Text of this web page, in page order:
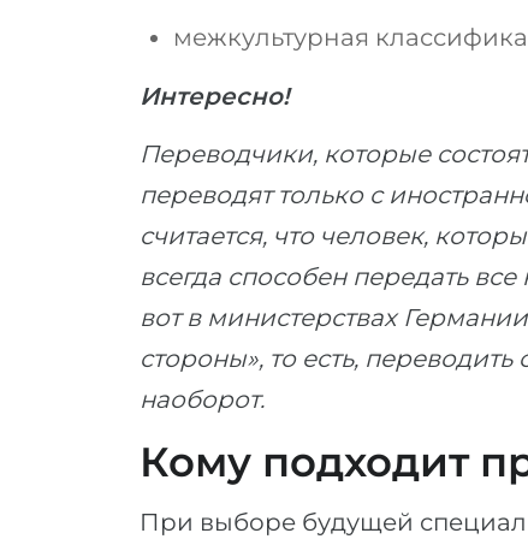
межкультурная
Интересно!
Переводчики, которые
переводят только с
считается, что человек,
всегда способен передать
вот в министерствах
стороны», то есть,
наоборот.
Кому подходит
При выборе будущей